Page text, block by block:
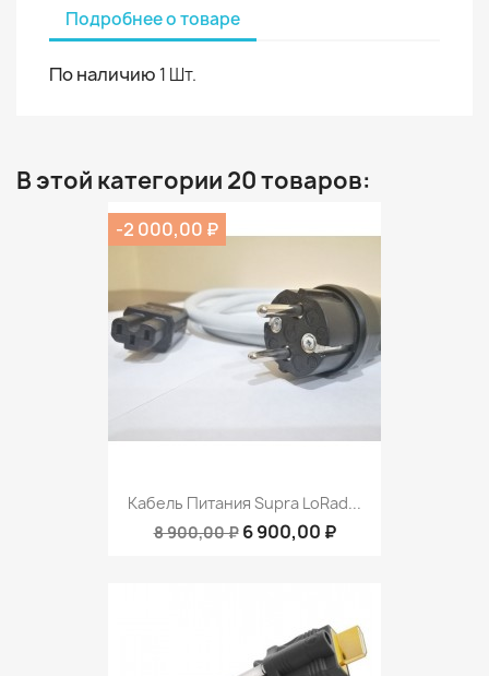
Подробнее о товаре
По наличию 1 Шт.
В этой категории 20 товаров:
Кабель Питания Supra LoRad...
8 900,00 ₽ 6 900,00 ₽
-2 000,00 ₽